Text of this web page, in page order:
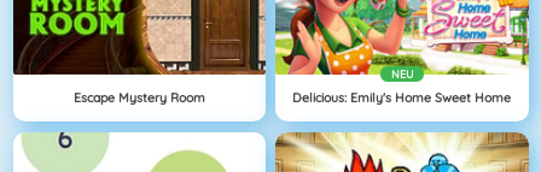
Escape Mystery Room
NEU
Delicious: Emily's Home Sweet Home